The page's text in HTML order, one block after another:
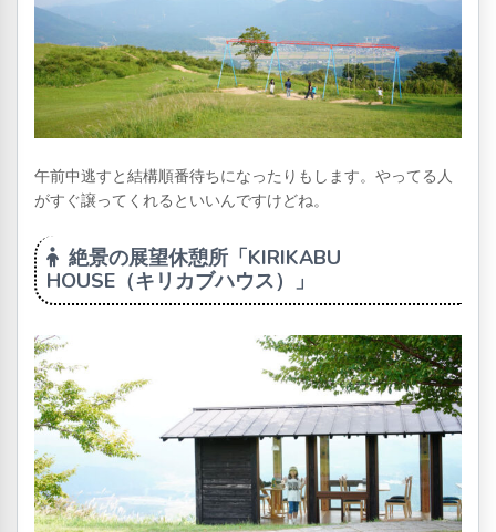
午前中逃すと結構順番待ちになったりもします。やってる人
がすぐ譲ってくれるといいんですけどね。
絶景の展望休憩所「KIRIKABU
HOUSE（キリカブハウス）」